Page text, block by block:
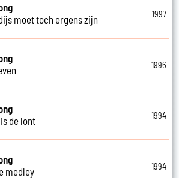
moet toch ergens zijn
1997
1996
de lont
1994
medley
1994